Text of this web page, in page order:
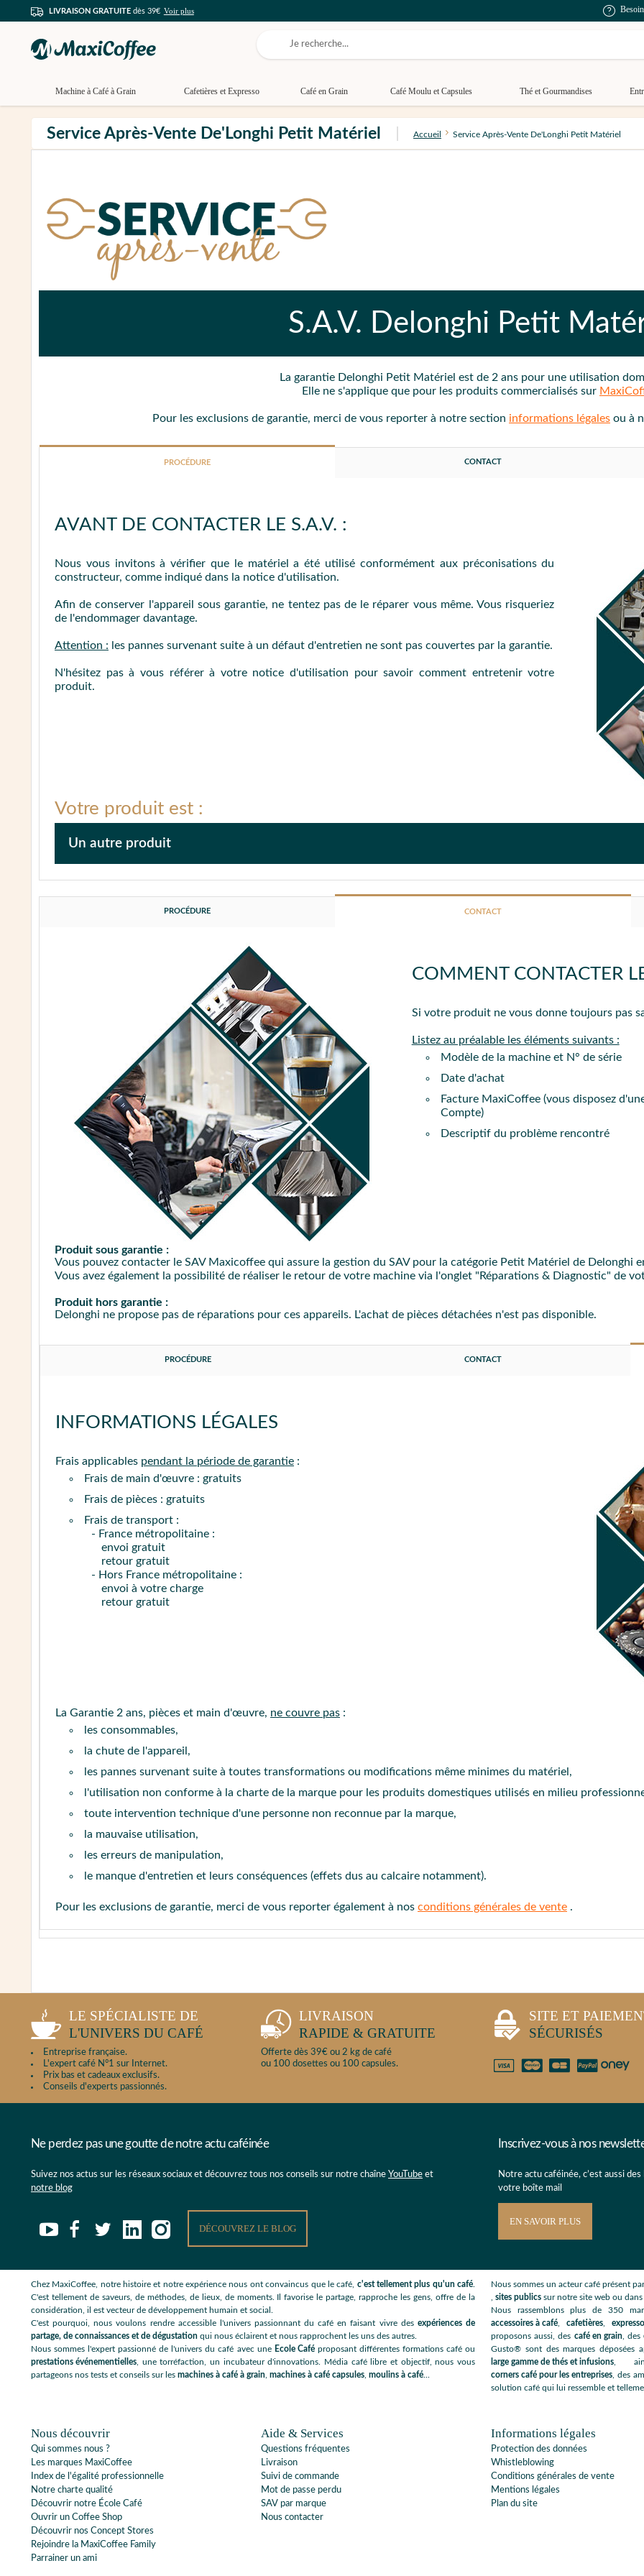
LIVRAISON GRATUITE dès 39€ Voir plus
Machine à Café à Grain Cafetières et Expresso Café en Grain Café Moulu et Capsules Thé et Gourmandises
Service Après-Vente De'Longhi Petit Matériel Accueil Service Après-Vente De'Longhi Petit Matériel
S.A.V. Delonghi Petit
La garantie Delonghi Petit Matériel est de 2 ans pour une utilisation
Elle ne s'applique que pour les produits commercialisés sur
Pour les exclusions de garantie, merci de vous reporter à notre section informations légales ou à
PROCÉDURE CONTACT
AVANT DE CONTACTER LE S.A.V. :
Nous vous invitons à vérifier que le matériel a été utilisé conformément aux préconisations du
constructeur, comme indiqué dans la notice d'utilisation.
Afin de conserver l'appareil sous garantie, ne tentez pas de le réparer vous même. Vous risqueriez
de l'endommager davantage.
Attention : les pannes survenant suite à un défaut d'entretien ne sont pas couvertes par la garantie.
N'hésitez pas à vous référer à votre notice d'utilisation pour savoir comment entretenir votre
produit.
Votre produit est :
Un autre produit
Afin de faciliter la prise en charge de votre appareil, nous vous invitons, dans un premier temps, à tester l'appareil
reportant à la notice afin de fournir le maximum d'informations au service après-vente.
PROCÉDURE CONTACT
COMMENT CONTACTER
Si votre produit ne vous donne toujours pas
Listez au préalable les éléments suivants :
Modèle de la machine et N° de série
Date d'achat
Facture MaxiCoffee (vous disposez
Compte)
Descriptif du problème rencontré
Produit sous garantie :
Vous pouvez contacter le SAV Maxicoffee qui assure la gestion du SAV pour la catégorie Petit Matériel de Delonghi
Vous avez également la possibilité de réaliser le retour de votre machine via l'onglet "Réparations & Diagnostic" de
Produit hors garantie :
Delonghi ne propose pas de réparations pour ces appareils. L'achat de pièces détachées n'est pas disponible.
PROCÉDURE CONTACT
INFORMATIONS LÉGALES
Frais applicables pendant la période de garantie :
Frais de main d'œuvre : gratuits
Frais de pièces : gratuits
Frais de transport :
- France métropolitaine :
envoi gratuit
retour gratuit
- Hors France métropolitaine :
envoi à votre charge
retour gratuit
La Garantie 2 ans, pièces et main d'œuvre, ne couvre pas :
les consommables,
la chute de l'appareil,
les pannes survenant suite à toutes transformations ou modifications même minimes du matériel,
l'utilisation non conforme à la charte de la marque pour les produits domestiques utilisés en milieu
toute intervention technique d'une personne non reconnue par la marque,
la mauvaise utilisation,
les erreurs de manipulation,
le manque d'entretien et leurs conséquences (effets dus au calcaire notamment).
Pour les exclusions de garantie, merci de vous reporter également à nos conditions générales de vente .
LE SPÉCIALISTE DE
L'UNIVERS DU CAFÉ
Entreprise française.
L'expert café N°1 sur Internet.
Prix bas et cadeaux exclusifs.
Conseils d'experts passionnés.
LIVRAISON
RAPIDE & GRATUITE
Offerte dès 39€ ou 2 kg de café
ou 100 dosettes ou 100 capsules.
SITE ET
SÉCURISÉS
Ne perdez pas une goutte de notre actu caféinée
Suivez nos actus sur les réseaux sociaux et découvrez tous nos conseils sur notre chaîne YouTube et
notre blog
DÉCOUVREZ LE BLOG
Inscrivez-vous à nos
Notre actu caféinée, c’est aussi
votre boîte mail
EN SAVOIR PLUS
Chez MaxiCoffee, notre histoire et notre expérience nous ont convaincus que le café, c'est tellement plus qu'un café.
C'est tellement de saveurs, de méthodes, de lieux, de moments. Il favorise le partage, rapproche les gens, offre de la
considération, il est vecteur de développement humain et social.
C'est pourquoi, nous voulons rendre accessible l'univers passionnant du café en faisant vivre des expériences de
partage, de connaissances et de dégustation qui nous éclairent et nous rapprochent les uns des autres.
Nous sommes l'expert passionné de l'univers du café avec une Ecole Caféproposant différentes formations café ou
prestations événementielles , une torréfaction, un incubateur d'innovations. Média café libre et objectif, nous vous
partageons nos tests et conseils sur les machines à café à grain machines à café capsules moulins à café...
Nous sommes un acteur café présent
sites publics sur notre site web ou
Nous rassemblons plus de 350
accessoires à café
cafetières
proposons aussi, des café en grain, des
Gusto® sont des marques déposées
large gamme de thés et infusions ,
corners café pour les entreprises , des
solution café qui lui ressemble et
Nous découvrir
Qui sommes nous ?
Les marques MaxiCoffee
Index de l'égalité professionnelle
Notre charte qualité
Découvrir notre École Café
Ouvrir un Coffee Shop
Découvrir nos Concept Stores
Rejoindre la MaxiCoffee Family
Parrainer un ami
Aide & Services
Questions fréquentes
Livraison
Suivi de commande
Mot de passe perdu
SAV par marque
Nous contacter
Informations légales
Protection des données
Whistleblowing
Conditions générales de vente
Mentions légales
Plan du site